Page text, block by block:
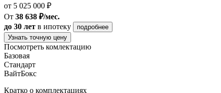
от 5 025 000 ₽
От 38 638 ₽/мес.
до 30 лет в ипотеку
подробнее
Узнать точную цену
Посмотреть комлектацию
Базовая
Стандарт
ВайтБокс
Кратко о комплектациях